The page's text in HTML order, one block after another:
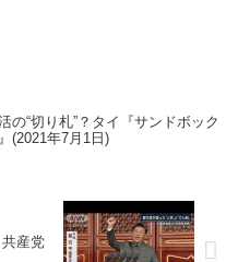
の“切り札”？タイ『サンドボック
(2021年7月1日)
共産党